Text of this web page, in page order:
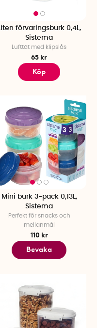
Liten förvaringsburk 0,4L,
Sistema
Lufttät med klipslås
65 kr
Köp
Mini burk 3-pack 0,13L,
Sistema
Perfekt för snacks och
mellanmål
110 kr
Bevaka